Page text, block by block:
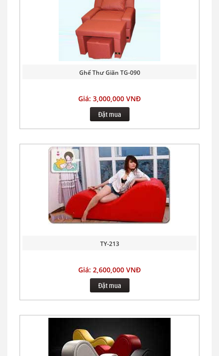
Ghế Thư Giãn TG-090
Giá: 3,000,000 VNĐ
Đặt mua
TY-213
Giá: 2,600,000 VNĐ
Đặt mua